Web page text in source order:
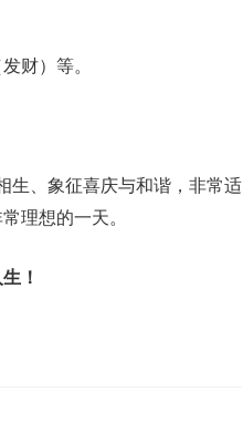
财）等。
生、象征喜庆与和谐，非常适
理想的一天。
！